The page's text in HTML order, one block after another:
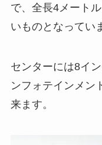
で、全長4メート
いものとなってい
センターには8イ
ンフォテインメン
来ます。